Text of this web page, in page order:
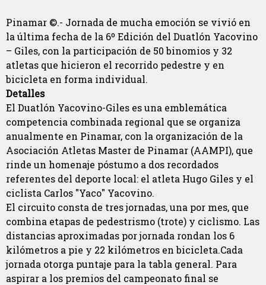
Pinamar ©.- Jornada de mucha emoción se vivió en
la última fecha de la 6º Edición del Duatlón Yacovino
– Giles, con la participación de 50 binomios y 32
atletas que hicieron el recorrido pedestre y en
bicicleta en forma individual.
Detalles
El Duatlón Yacovino-Giles es una emblemática
competencia combinada regional que se organiza
anualmente en Pinamar, con la organización de la
Asociación Atletas Master de Pinamar (AAMPI), que
rinde un homenaje póstumo a dos recordados
referentes del deporte local: el atleta Hugo Giles y el
ciclista Carlos "Yaco" Yacovino.
El circuito consta de tres jornadas, una por mes, que
combina etapas de pedestrismo (trote) y ciclismo. Las
distancias aproximadas por jornada rondan los 6
kilómetros a pie y 22 kilómetros en bicicleta.Cada
jornada otorga puntaje para la tabla general. Para
aspirar a los premios del campeonato final se